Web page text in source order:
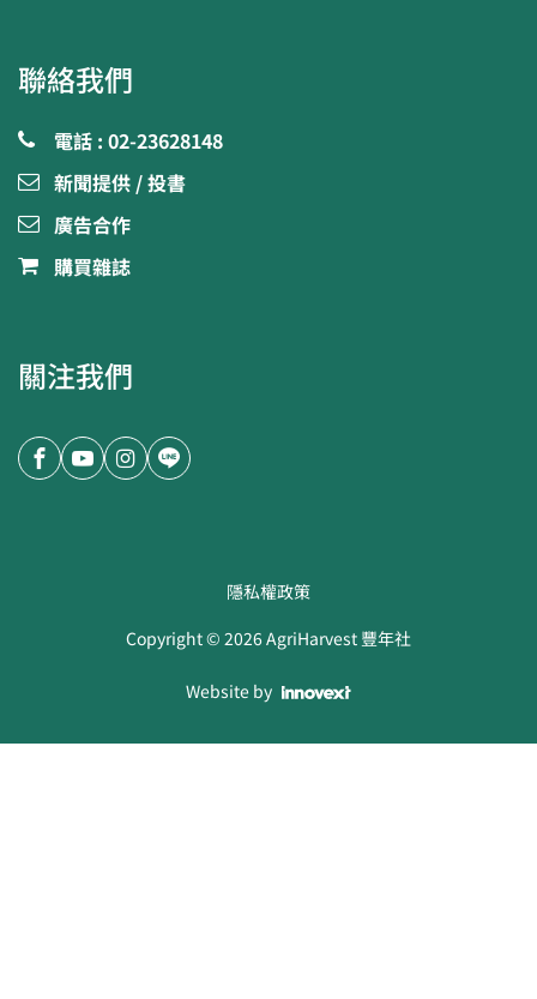
聯絡我們
電話 : 02-23628148
新聞提供 / 投書
廣告合作
購買雜誌
關注我們
隱私權政策
Copyright ©2026AgriHarvest 豐年社
Website by